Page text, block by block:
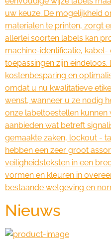
uw keuze. De mogelijkheid
materialen te printen, zorgt
allerlei soorten labels kan
machine-identificatie, kabel-
toepassingen zijn
kostenbesparing en
omdat u nu kwalitatieve
wenst, wanneer u ze nodig
onze labeltoestellen kunnen
aanbieden wat betreft
gemaakte zaken, lockout -
hebben een zeer groot
veiligheidsteksten in een
vormen en kleuren in
bestaande wetgeving en
Nieuws